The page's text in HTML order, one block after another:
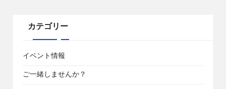
カテゴリー
イベント情報
ご一緒しませんか？